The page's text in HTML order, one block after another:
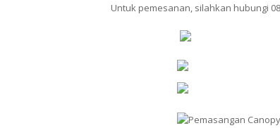
Untuk pemesanan, silahkan hubungi